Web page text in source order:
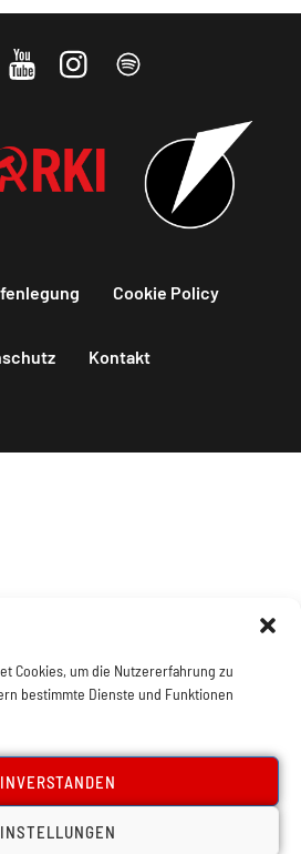
Cookies, um die Nutzererfahrung zu
bestimmte Dienste und Funktionen
Cookie Policy
Kontakt